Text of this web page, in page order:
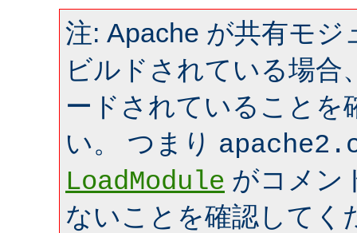
注: Apache が共有モジ
ビルドされている場合
ードされていることを
い。 つまり
LoadModule がコメン
ないことを確認してく